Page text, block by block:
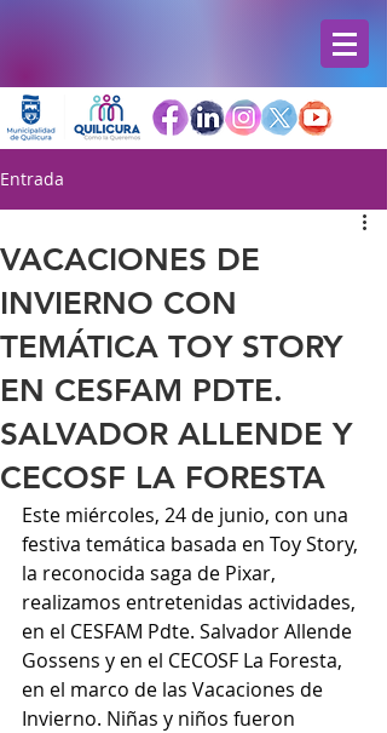
Entrada
VACACIONES DE
INVIERNO CON
TEMÁTICA TOY STORY
EN CESFAM PDTE.
SALVADOR ALLENDE Y
CECOSF LA FORESTA
Este miércoles, 24 de junio, con una
festiva temática basada en Toy Story,
la reconocida saga de Pixar,
realizamos entretenidas actividades,
en el CESFAM Pdte. Salvador Allende
Gossens y en el CECOSF La Foresta,
en el marco de las Vacaciones de
Invierno. Niñas y niños fueron